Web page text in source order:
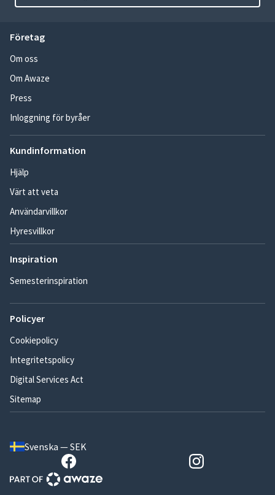
Företag
Om oss
Om Awaze
Press
Inloggning för byråer
Kundinformation
Hjälp
Värt att veta
Användarvillkor
Hyresvillkor
Inspiration
Semesterinspiration
Policyer
Cookiepolicy
Integritetspolicy
Digital Services Act
Sitemap
Svenska — SEK